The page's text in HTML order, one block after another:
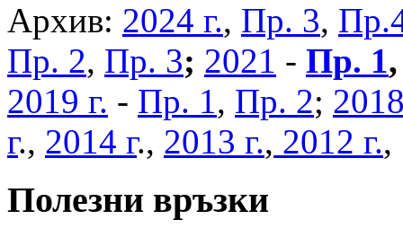
Архив: 2024 г., Пр. 3,
Пр. 2, Пр. 3; 2021 - Пр. 1
2019 г. - Пр. 1, Пр. 2;
г., 2014 г., 2013 г., 2012 г.
Полезни връзки